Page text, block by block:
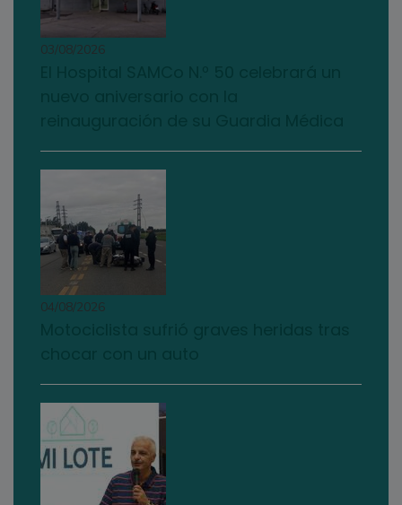
03/08/2026
04/08/2026